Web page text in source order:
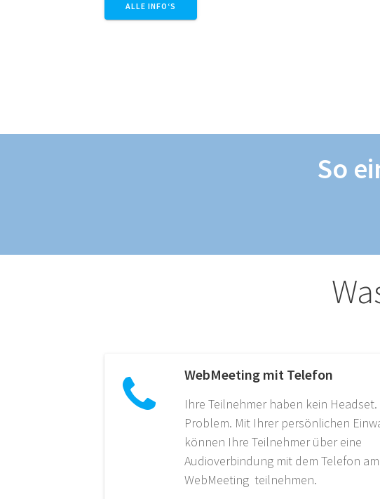
ALLE INFO‘S
So
WebMeeting mit Telefon
Ihre Teilnehmer haben kein Headset.
Problem. Mit Ihrer persönlichen
können Ihre Teilnehmer über eine
Audioverbindung mit dem Telefon am
WebMeeting teilnehmen.